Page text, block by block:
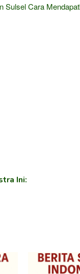
Sulsel Cara
Ini: